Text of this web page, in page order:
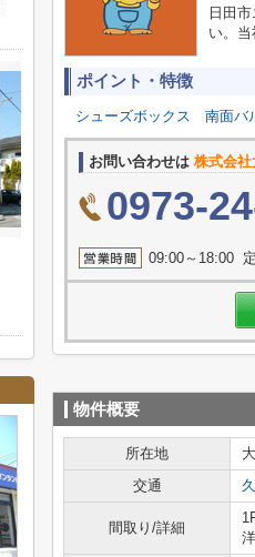
日田
い。
ポイント・特徴
シューズボックス 南面バ
お問い合わせは 株式会
0973-
09:00～18:00
物件概要
所在地
交通
間取り/詳細